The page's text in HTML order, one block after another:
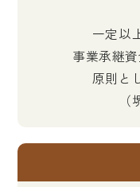
一定以
事業承継
原則と